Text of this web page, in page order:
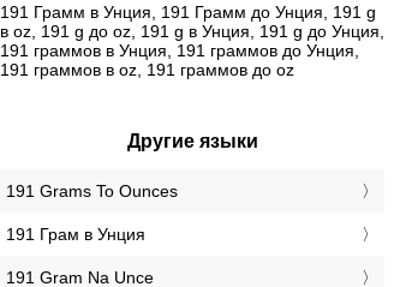
191 Грамм в Унция, 191 Грамм до Унция, 191 g
в oz, 191 g до oz, 191 g в Унция, 191 g до Унция,
191 граммов в Унция, 191 граммов до Унция,
191 граммов в oz, 191 граммов до oz
Другие языки
‎191 Grams To Ounces
‎191 Грам в Унция
‎191 Gram Na Unce